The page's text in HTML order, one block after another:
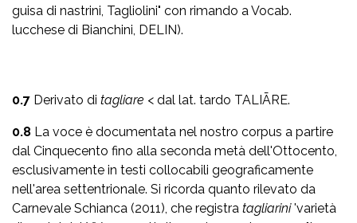
guisa di nastrini, Tagliolini" con rimando a Vocab.
lucchese di Bianchini, DELIN).
0.7 Derivato di tagliare < dal lat. tardo TALIĀRE.
0.8 La voce è documentata nel nostro corpus a partire
dal Cinquecento fino alla seconda metà dell'Ottocento,
esclusivamente in testi collocabili geograficamente
nell'area settentrionale. Si ricorda quanto rilevato da
Carnevale Schianca (2011), che registra tagliarini'varietà